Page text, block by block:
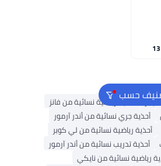
حسب
أحذية رياضية نسائية من فانز
أحذية جري نسائية من أندر آرمور
أحذية رياضية نسائية من لي كوبر
أحذية تدريب نسائية من أندر آرمور
رياضية نسائية من نايكي